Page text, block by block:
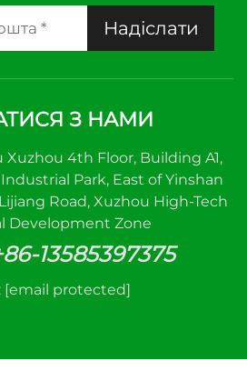
Надіслати
З НАМИ
Xuzhou 4th Floor, Building A1,
Park, East of Yinshan
Road, Xuzhou High-Tech
Development Zone
13585397375
[email protected]